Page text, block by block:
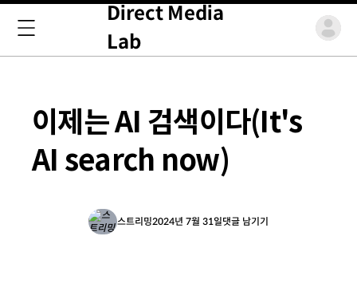
Direct Media
Lab
이제는 AI 검색이다(It's
AI search now)
스트리밍2024년 7월 31일댓글 남기기